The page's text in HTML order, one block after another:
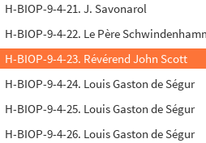
H-BIOP-9-4-21. J. Savonarol
H-BIOP-9-4-22. Le Père
H-BIOP-9-4-23. Révérend John Scott
H-BIOP-9-4-24. Louis Gaston de Ségur
H-BIOP-9-4-25. Louis Gaston de Ségur
H-BIOP-9-4-26. Louis Gaston de Ségur